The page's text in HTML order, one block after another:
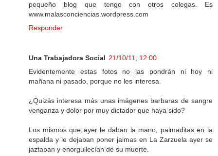
pequeño blog que tengo con otros colegas. Es
www.malasconciencias.wordpress.com
Responder
Una Trabajadora Social 21/10/11, 12:00
Evidentemente estas fotos no las pondrán ni hoy ni
mañana ni pasado, porque no les interesa.
¿Quizás interesa más unas imágenes barbaras de sangre
venganza y dolor por muy dictador que haya sido?
Los mismos que ayer le daban la mano, palmaditas en la
espalda y le dejaban poner jaimas en La Zarzuela ayer se
jaztaban y enorgullecían de su muerte.